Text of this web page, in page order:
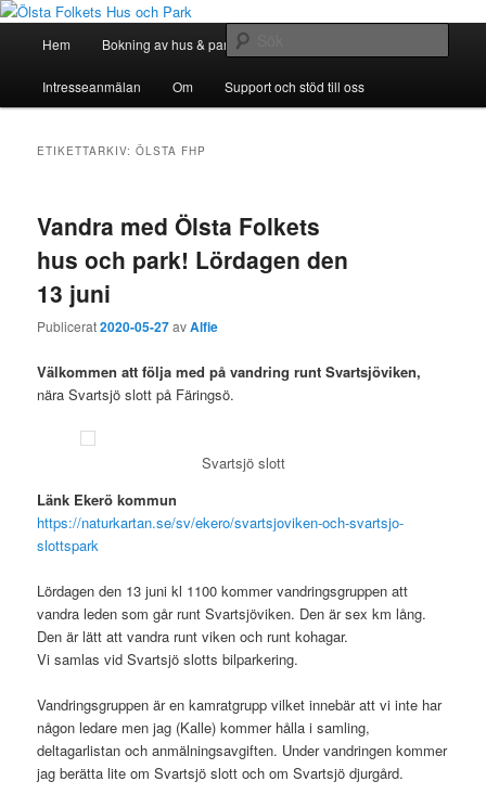
Hoppa
huvudinnehåll
Hoppa
sekundärt
innehållÖlsta Folkets Hus och Park
Hem Bokning av hus & park
Intresseanmälan Om Support och stöd till oss
ETIKETTARKIV:ÖLSTA FHP
Vandra med Ölsta Folkets
hus och park! Lördagen den
13 juni
Publicerat2020-05-27avAlfie
Välkommen att följa med på vandring runt Svartsjöviken,
nära Svartsjö slott på Färingsö.
Svartsjö slott
Länk Ekerö kommun
https://naturkartan.se/sv/ekero/svartsjoviken-och-svartsjo-
slottspark
Lördagen den 13 juni kl 1100 kommer vandringsgruppen att
vandra leden som går runt Svartsjöviken. Den är sex km lång.
Den är lätt att vandra runt viken och runt kohagar.
Vi samlas vid Svartsjö slotts bilparkering.
Vandringsgruppen är en kamratgrupp vilket innebär att vi inte har
någon ledare men jag (Kalle) kommer hålla i samling,
deltagarlistan och anmälningsavgiften. Under vandringen kommer
jag berätta lite om Svartsjö slott och om Svartsjö djurgård.